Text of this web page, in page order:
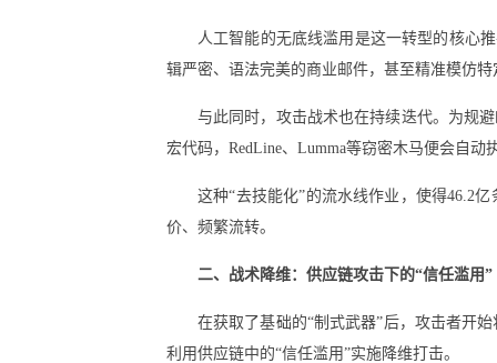
人工智能的无底线滥用是这一转型的核心
辑严密、语法完美的商业邮件，甚至精准模仿
与此同时，攻击战术也在持续迭代。为规
宏代码，RedLine、Lumma等窃密木马便会自
这种“去技能化”的流水线作业，使得46.2
价、频繁流转。
二、战术降维：供应链攻击下的“信任滥用”
在获取了基础的“制式武器”后，攻击者开
利用供应链中的“信任滥用”实施降维打击。